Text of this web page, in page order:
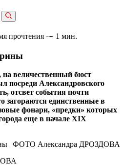
прочтения ⁓ 1 мин.
величественный бюст
посреди Александровского
отсвет события почти
загораются единственные в
фонари, «предки» которых
еще в начале XIX